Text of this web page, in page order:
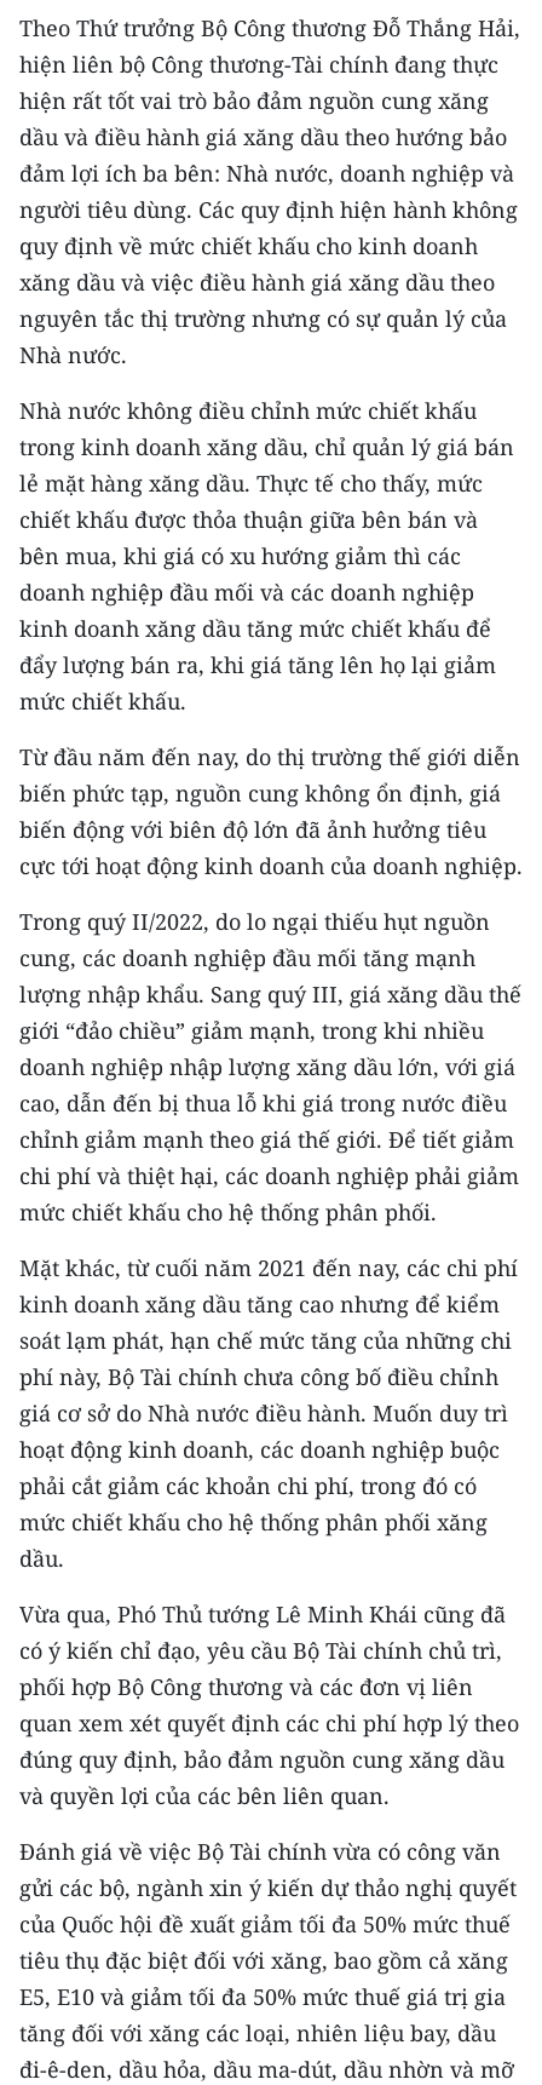
Theo Thứ trưởng Bộ Công thương Đỗ Thắng Hải,
hiện liên bộ Công thương-Tài chính đang thực
hiện rất tốt vai trò bảo đảm nguồn cung xăng
dầu và điều hành giá xăng dầu theo hướng bảo
đảm lợi ích ba bên: Nhà nước, doanh nghiệp và
người tiêu dùng. Các quy định hiện hành không
quy định về mức chiết khấu cho kinh doanh
xăng dầu và việc điều hành giá xăng dầu theo
nguyên tắc thị trường nhưng có sự quản lý của
Nhà nước.
Nhà nước không điều chỉnh mức chiết khấu
trong kinh doanh xăng dầu, chỉ quản lý giá bán
lẻ mặt hàng xăng dầu. Thực tế cho thấy, mức
chiết khấu được thỏa thuận giữa bên bán và
bên mua, khi giá có xu hướng giảm thì các
doanh nghiệp đầu mối và các doanh nghiệp
kinh doanh xăng dầu tăng mức chiết khấu để
đẩy lượng bán ra, khi giá tăng lên họ lại giảm
mức chiết khấu.
Từ đầu năm đến nay, do thị trường thế giới diễn
biến phức tạp, nguồn cung không ổn định, giá
biến động với biên độ lớn đã ảnh hưởng tiêu
cực tới hoạt động kinh doanh của doanh nghiệp.
Trong quý II/2022, do lo ngại thiếu hụt nguồn
cung, các doanh nghiệp đầu mối tăng mạnh
lượng nhập khẩu. Sang quý III, giá xăng dầu thế
giới “đảo chiều” giảm mạnh, trong khi nhiều
doanh nghiệp nhập lượng xăng dầu lớn, với giá
cao, dẫn đến bị thua lỗ khi giá trong nước điều
chỉnh giảm mạnh theo giá thế giới. Để tiết giảm
chi phí và thiệt hại, các doanh nghiệp phải giảm
mức chiết khấu cho hệ thống phân phối.
Mặt khác, từ cuối năm 2021 đến nay, các chi phí
kinh doanh xăng dầu tăng cao nhưng để kiểm
soát lạm phát, hạn chế mức tăng của những chi
phí này, Bộ Tài chính chưa công bố điều chỉnh
giá cơ sở do Nhà nước điều hành. Muốn duy trì
hoạt động kinh doanh, các doanh nghiệp buộc
phải cắt giảm các khoản chi phí, trong đó có
mức chiết khấu cho hệ thống phân phối xăng
dầu.
Vừa qua, Phó Thủ tướng Lê Minh Khái cũng đã
có ý kiến chỉ đạo, yêu cầu Bộ Tài chính chủ trì,
phối hợp Bộ Công thương và các đơn vị liên
quan xem xét quyết định các chi phí hợp lý theo
đúng quy định, bảo đảm nguồn cung xăng dầu
và quyền lợi của các bên liên quan.
Đánh giá về việc Bộ Tài chính vừa có công văn
gửi các bộ, ngành xin ý kiến dự thảo nghị quyết
của Quốc hội đề xuất giảm tối đa 50% mức thuế
tiêu thụ đặc biệt đối với xăng, bao gồm cả xăng
E5, E10 và giảm tối đa 50% mức thuế giá trị gia
tăng đối với xăng các loại, nhiên liệu bay, dầu
đi-ê-den, dầu hỏa, dầu ma-dút, dầu nhờn và mỡ